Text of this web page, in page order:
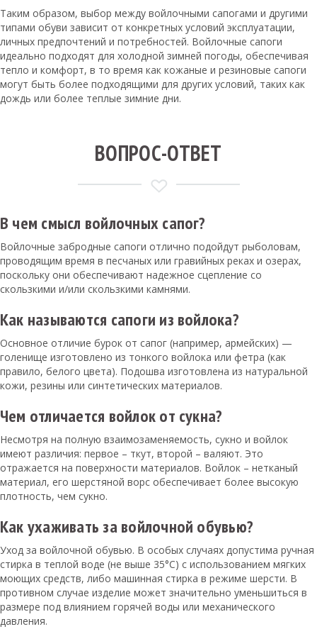
Таким образом, выбор между войлочными сапогами и другими
типами обуви зависит от конкретных условий эксплуатации,
личных предпочтений и потребностей. Войлочные сапоги
идеально подходят для холодной зимней погоды, обеспечивая
тепло и комфорт, в то время как кожаные и резиновые сапоги
могут быть более подходящими для других условий, таких как
дождь или более теплые зимние дни.
ВОПРОС-ОТВЕТ
В чем смысл войлочных сапог?
Войлочные забродные сапоги отлично подойдут рыболовам,
проводящим время в песчаных или гравийных реках и озерах,
поскольку они обеспечивают надежное сцепление со
скользкими и/или скользкими камнями.
Как называются сапоги из войлока?
Основное отличие бурок от сапог (например, армейских) —
голенище изготовлено из тонкого войлока или фетра (как
правило, белого цвета). Подошва изготовлена из натуральной
кожи, резины или синтетических материалов.
Чем отличается войлок от сукна?
Несмотря на полную взаимозаменяемость, сукно и войлок
имеют различия: первое – ткут, второй – валяют. Это
отражается на поверхности материалов. Войлок – нетканый
материал, его шерстяной ворс обеспечивает более высокую
плотность, чем сукно.
Как ухаживать за войлочной обувью?
Уход за войлочной обувью. В особых случаях допустима ручная
стирка в теплой воде (не выше 35°С) с использованием мягких
моющих средств, либо машинная стирка в режиме шерсти. В
противном случае изделие может значительно уменьшиться в
размере под влиянием горячей воды или механического
давления.